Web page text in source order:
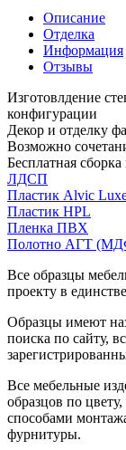
Описание
Отделка
Информация
Отзывы
Изготовлдение
конфигурации
Декор и отделку
Возможно
Бесплатная
ЛДСП
Пластик Alvic
Пластик HPL
Пленка ПВХ
Полотно АГТ
Все образцы
проекту в
Образцы имеют
поиска по сайту,
Все мебельные
образцов по
способами
фурнитуры.